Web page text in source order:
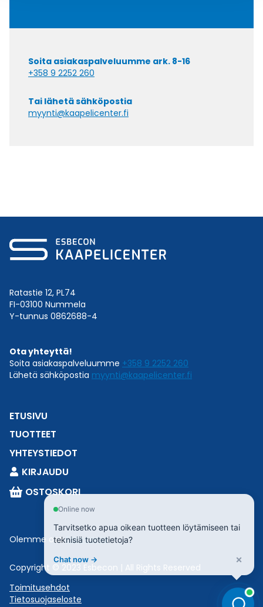
Soita asiakaspalveluumme ark. 8-16
+358 9 2252 260
Tai lähetä sähköpostia
myynti@kaapelicenter.fi
Ratastie 12, PL74
FI-03100 Nummela
Y-tunnus 0862688-4
Ota yhteyttä!
Soita asiakaspalveluumme +358 9 2252 260
Lähetä sähköpostia myynti@kaapelicenter.fi
ETUSIVU
TUOTTEET
YHTEYSTIEDOT
KIRJAUDU
OSTOSKORI
Olemme osaEsbeconia.
Copyright © 2023 Esbecon | All Rights Reserved
Toimitusehdot
Tietosuojaseloste
Online now
Tarvitsetko apua oikean tuotteen löytämiseen tai
teknisiä tuotetietoja?
Chat now → ×